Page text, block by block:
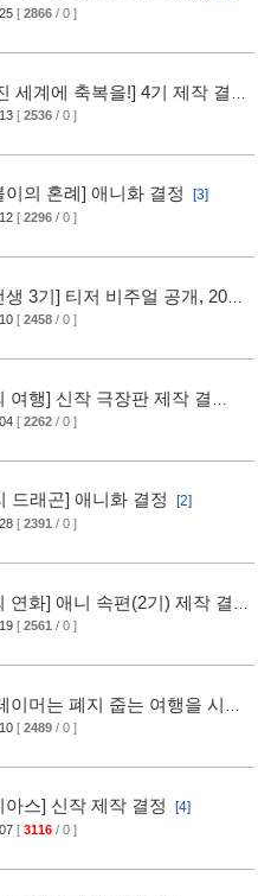
[ 2866 / 0 ]
세계에 축복을!] 4기 제작 결
[ 2536 / 0 ]
이의 혼례] 애니화 결정 [3]
[ 2296 / 0 ]
생 3기] 티저 비주얼 공개, 2026
[ 2458 / 0 ]
여행] 신작 극장판 제작 결
[ 2262 / 0 ]
드래곤] 애니화 결정 [2]
[ 2391 / 0 ]
연화] 애니 속편(2기) 제작 결
[ 2561 / 0 ]
이머는 폐지 줍는 여행을 시작
작 결정
[ 2489 / 0 ]
아스] 신작 제작 결정 [4]
[ 3116 / 0 ]